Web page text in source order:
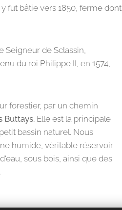
fut bâtie vers 1850, ferme dont
Seigneur de Sclassin,
du roi Philippe II, en 1574,
forestier, par un chemin
Buttays. Elle est la principale
bassin naturel. Nous
humide, véritable réservoir.
sous bois, ainsi que des